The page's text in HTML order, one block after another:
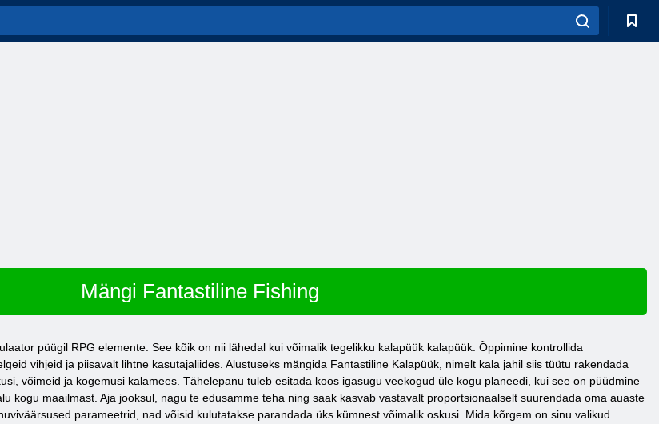
Mängi Fantastiline Fishing
püügil RPG elemente. See kõik on nii lähedal kui võimalik tegelikku kalapüük kalapüük. Õppimine kontrollida
vihjeid ja piisavalt lihtne kasutajaliides. Alustuseks mängida Fantastiline Kalapüük, nimelt kala jahil siis tüütu rakendada
võimeid ja kogemusi kalamees. Tähelepanu tuleb esitada koos igasugu veekogud üle kogu planeedi, kui see on püüdmine
kogu maailmast. Aja jooksul, nagu te edusamme teha ning saak kasvab vastavalt proportsionaalselt suurendada oma auaste
parameetrid, nad võisid kulutatakse parandada üks kümnest võimalik oskusi. Mida kõrgem on sinu valikud